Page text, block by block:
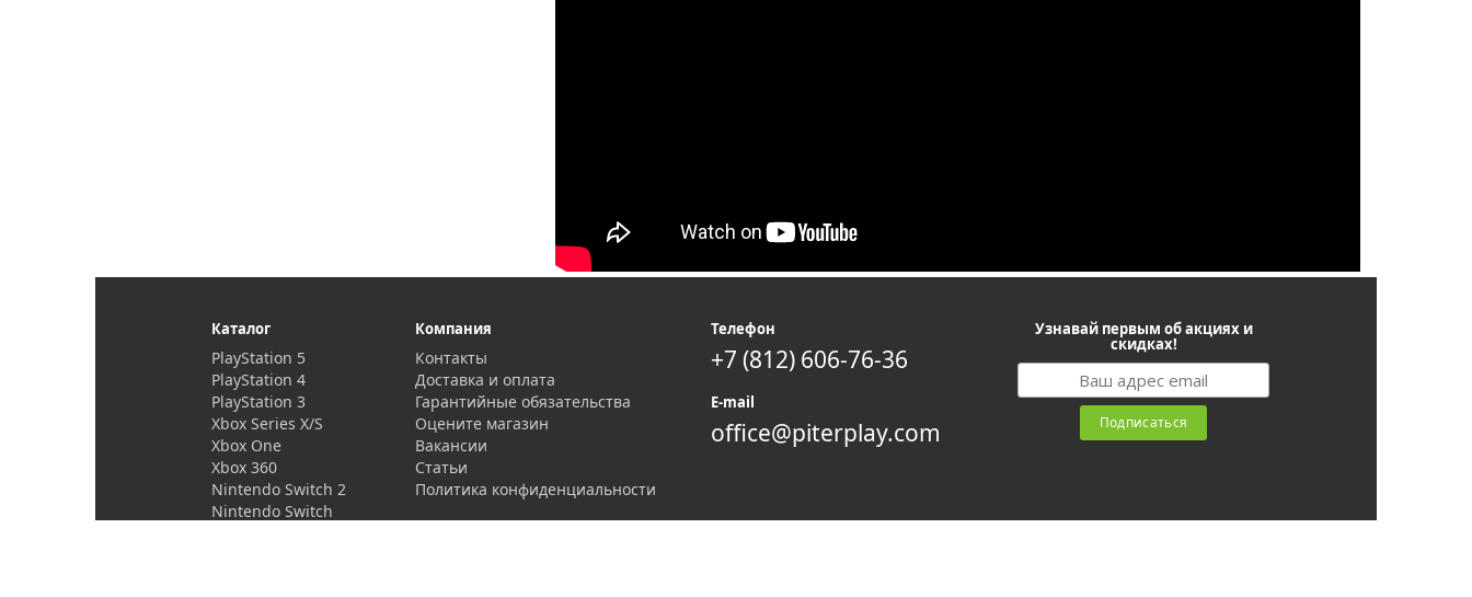
Каталог
PlayStation 5
PlayStation 4
PlayStation 3
Xbox Series X/S
Xbox One
Xbox 360
Nintendo Switch 2
Nintendo Switch
Компания
Контакты
Доставка и оплата
Гарантийные обязательства
Оцените магазин
Вакансии
Статьи
Политика конфиденциальности
Телефон
+7 (812) 606-76-36
E-mail
office@piterplay.com
Узнавай первым об акциях и
скидках!